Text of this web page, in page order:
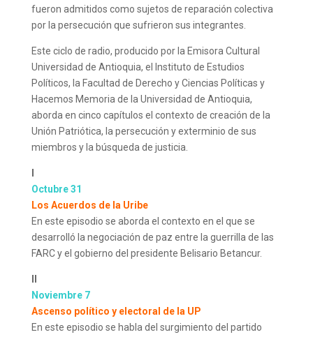
fueron admitidos como sujetos de reparación colectiva
por la persecución que sufrieron sus integrantes.
Este ciclo de radio, producido por la Emisora Cultural
Universidad de Antioquia, el Instituto de Estudios
Políticos, la Facultad de Derecho y Ciencias Políticas y
Hacemos Memoria de la Universidad de Antioquia,
aborda en cinco capítulos el contexto de creación de la
Unión Patriótica, la persecución y exterminio de sus
miembros y la búsqueda de justicia.
Octubre 31
Los Acuerdos de la Uribe
En este episodio se aborda el contexto en el que se
desarrolló la negociación de paz entre la guerrilla de las
FARC y el gobierno del presidente Belisario Betancur.
Noviembre 7
Ascenso político y electoral de la UP
En este episodio se habla del surgimiento del partido